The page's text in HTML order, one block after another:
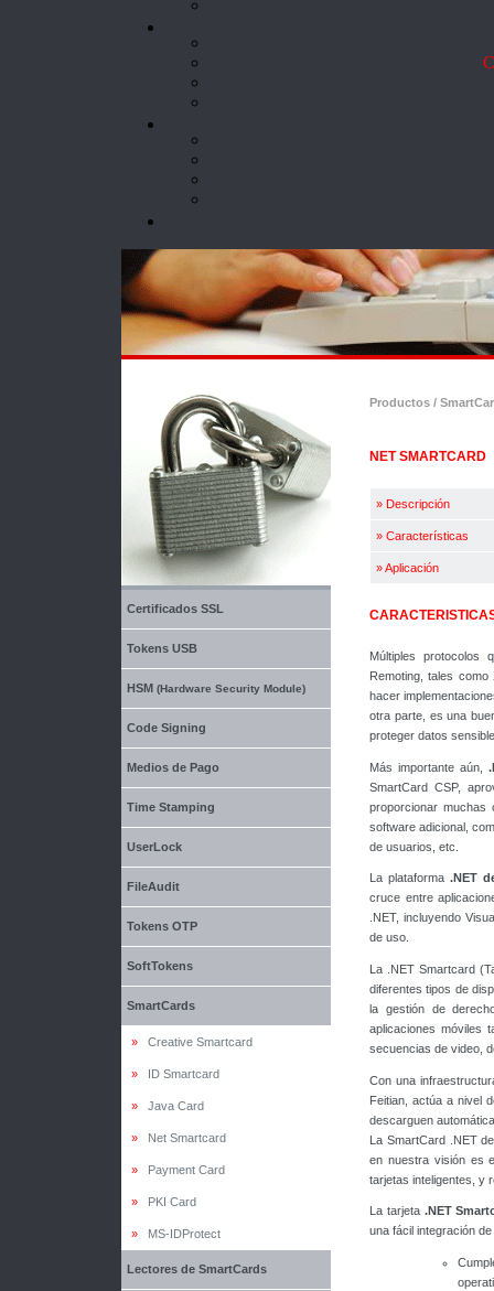
Certificados SSL
Tokens USB
HSM (Hardware Security Module)
Code Signing
Medios de Pago
Time Stamping
UserLock
FileAudit
Tokens OTP
SoftTokens
SmartCards
» Creative Smartcard
» ID Smartcard
» Java Card
» Net Smartcard
» Payment Card
» PKI Card
» MS-IDProtect
Lectores de SmartCards
Productos /
NET SMARTCARD
» Descripción
» Características
»Aplicación
Múltiples protocolos
Remoting, tales
hacer
otra parte, es una
proteger datos
Más importante aún,
SmartCard CSP,
proporcionar muchas
software adicional,
de usuarios, etc.
La plataforma .NET
cruce entre
.NET, incluyendo
de uso.
La .NET Smartcard
diferentes tipos de
la gestión de
aplicaciones móviles
secuencias de video,
Con una
Feitian, actúa a nivel
descarguen
La SmartCard .NET
en nuestra visión es
tarjetas inteligentes, y
La tarjeta .NET
una fácil integración